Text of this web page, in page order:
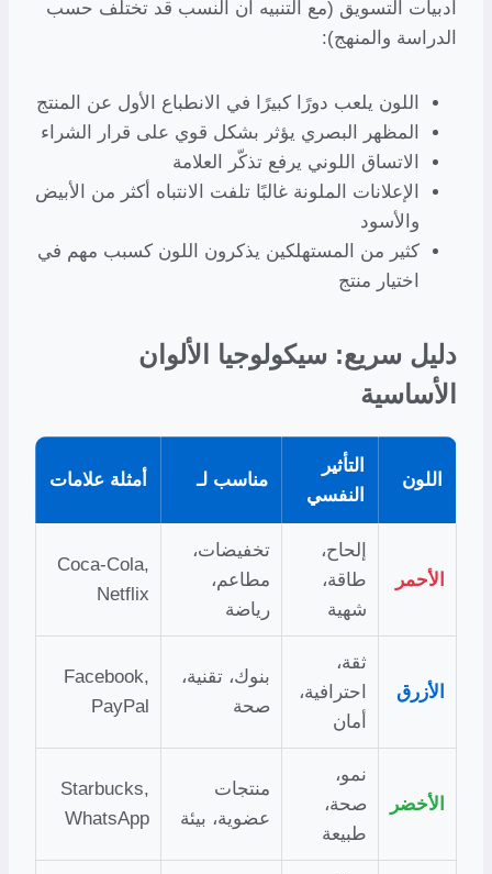
أدبيات التسويق (مع التنبيه أن النسب قد تختلف حسب
الدراسة والمنهج):
اللون يلعب دورًا كبيرًا في الانطباع الأول عن المنتج
المظهر البصري يؤثر بشكل قوي على قرار الشراء
الاتساق اللوني يرفع تذكّر العلامة
الإعلانات الملونة غالبًا تلفت الانتباه أكثر من الأبيض
والأسود
كثير من المستهلكين يذكرون اللون كسبب مهم في
اختيار منتج
دليل سريع: سيكولوجيا الألوان
الأساسية
اللون
التأثير
النفسي
مناسب لـ أمثلة علامات
الأحمر
إلحاح،
طاقة،
شهية
تخفيضات،
مطاعم،
رياضة
Coca-Cola,
Netflix
الأزرق
ثقة،
احترافية،
أمان
بنوك، تقنية،
صحة
Facebook,
PayPal
الأخضر
نمو،
صحة،
طبيعة
منتجات
عضوية، بيئة
Starbucks,
WhatsApp